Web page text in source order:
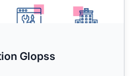
Glopss